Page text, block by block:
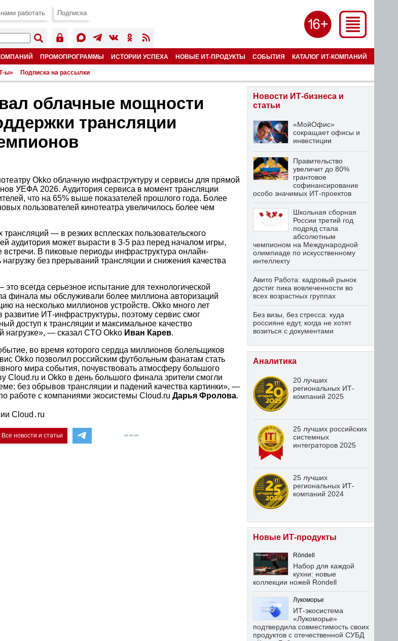
работать Подписка
ПРОМОПРОГРАММЫ ИСТОРИИ УСПЕХА НОВЫЕ ИТ-ПРОДУКТЫ СОБЫТИЯ КАТАЛОГ ИТ-КОМПАНИЙ
ы» Подписка на рассылки
облачные мощности
трансляции
Okko облачную инфраструктуру и сервисы для прямой
УЕФА 2026. Аудитория сервиса в момент трансляции
что на 65% выше показателей прошлого года. Более
пользователей кинотеатра увеличилось более чем
— в резких всплесках пользовательского
аудитория может вырасти в 3-5 раз перед началом игры,
В пиковые периоды инфраструктура онлайн-
без прерываний трансляции и снижения качества
всегда серьезное испытание для технологической
финала мы обслуживали более миллиона авторизаций
на несколько миллионов устройств. Okko много лет
развитие ИТ-инфраструктуры, поэтому сервис смог
доступ к трансляции и максимальное качество
нагрузке», — сказал CTO Okko Иван Карев.
во время которого сердца миллионов болельщиков
Okko позволил российским футбольным фанатам стать
мира события, почувствовать атмосферу большого
Cloud.ru и Okko в день большого финала зрители смогли
без обрывов трансляции и падений качества картинки», —
работе с компаниями экосистемы Cloud.ru Дарья Фролова.
Cloud․ru
Все новости и статьи
Новости ИТ-бизнеса и
статьи
«МойОфис»
сокращает офисы и
инвестиции
Правительство
увеличит до 80%
грантовое
софинансирование
особо значимых ИТ-проектов
Школьная сборная
России третий год
подряд стала
абсолютным
чемпионом на Международной
олимпиаде по искусственному
интеллекту
Авито Работа: кадровый рынок
достиг пика вовлеченности во
всех возрастных группах
Без визы, без стресса: куда
россияне едут, когда не хотят
возиться с документами
Аналитика
20 лучших
региональных ИТ-
компаний 2025
25 лучших российских
системных
интеграторов 2025
25 лучших
региональных ИТ-
компаний 2024
Новые ИТ-продукты
Röndell
Набор для каждой
кухни: новые
коллекции ножей Rondell
Лукоморье
ИТ-экосистема
«Лукоморье»
подтвердила совместимость своих
продуктов с отечественной СУБД